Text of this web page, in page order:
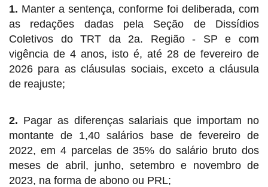
1. Manter a sentença, conforme foi deliberada, com
as redações dadas pela Seção de Dissídios
Coletivos do TRT da 2a. Região - SP e com
vigência de 4 anos, isto é, até 28 de fevereiro de
2026 para as cláusulas sociais, exceto a cláusula
de reajuste;
2. Pagar as diferenças salariais que importam no
montante de 1,40 salários base de fevereiro de
2022, em 4 parcelas de 35% do salário bruto dos
meses de abril, junho, setembro e novembro de
2023, na forma de abono ou PRL;